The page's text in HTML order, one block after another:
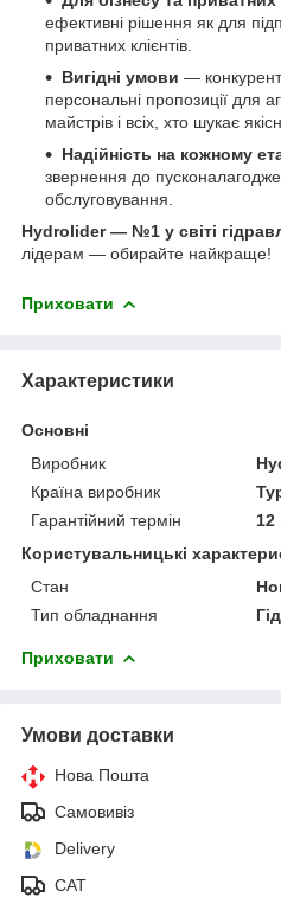
ефективні рішення як для
приватних клієнтів.
Вигідні умови —
персональні пропозиції для
майстрів і всіх, хто шукає
Надійність на кожному
звернення до
обслуговування.
Hydrolider — №1 у світі
лідерам — обирайте найкраще!
Приховати
Характеристики
Основні
Виробник
Країна виробник
Гарантійний термін
12
Користувальницькі
Стан
Тип обладнання
Приховати
Умови доставки
Нова Пошта
Самовивіз
Delivery
САТ